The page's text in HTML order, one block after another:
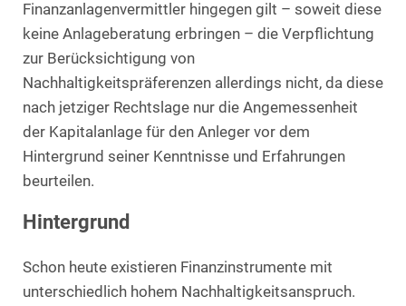
Finanzanlagenvermittler hingegen gilt – soweit diese
keine Anlageberatung erbringen – die Verpflichtung
zur Berücksichtigung von
Nachhaltigkeitspräferenzen allerdings nicht, da diese
nach jetziger Rechtslage nur die Angemessenheit
der Kapitalanlage für den Anleger vor dem
Hintergrund seiner Kenntnisse und Erfahrungen
beurteilen.
Hintergrund
Schon heute existieren Finanzinstrumente mit
unterschiedlich hohem Nachhaltigkeitsanspruch.